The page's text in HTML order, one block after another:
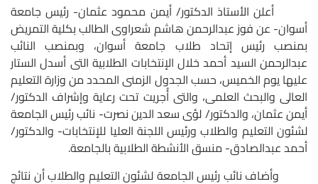
أعلن الأستاذ الدكتور/ أيمن محمود عثمان- رئيس جامعة
أسوان- عن فوز عبدالرحمن هاشم شعراوى الطالب بكلية التمريض
بمنصب رئيس إتحاد طلاب جامعة أسوان، وبمنصب النائب
عبدالرحمن السيد أحمد خلال الإنتخابات الطلابية التى أسدل الستار
عليها يوم الخميس، حسب الجدول الزمنى المحدد من وزارة التعليم
العالى والبحث العلمى، والتى أُجريت تحت رعاية وإشراف الدكتور/
أيمن عثمان، والدكتور/ لؤى سعد الدين نصرت- نائب رئيس الجامعة
لشئون التعليم والطلاب ورئيس اللجنة العليا للإنتخابات- والدكتور/
أحمد عبدالصادق- منسق الأنشطة الطلابية بالجامعة.
وأضاف نائب رئيس الجامعة لشئون التعليم والطلاب أن نتائج